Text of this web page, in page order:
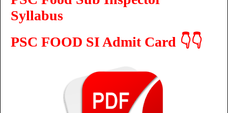
Syllabus
PSC FOOD SI Admit Card 👇👇